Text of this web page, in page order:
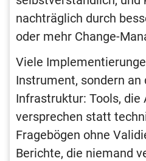
nachträglich durch
oder mehr Change-
Viele
Instrument, sondern an
Infrastruktur: Tools, die
versprechen statt
Fragebögen ohne
Berichte, die niemand